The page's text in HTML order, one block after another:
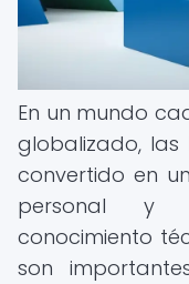
En un mundo
globalizado,
convertido en
personal y
conocimiento
son